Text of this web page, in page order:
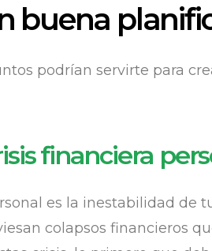
buena
podrían servirte para
financiera
es la inestabilidad de
colapsos financieros